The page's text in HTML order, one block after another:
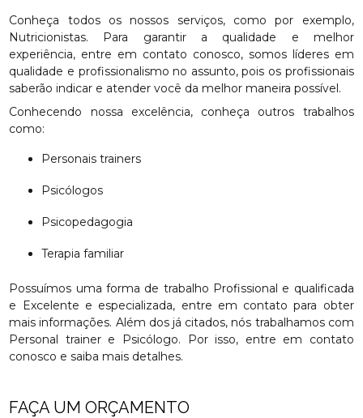
Conheça todos os nossos serviços, como por exemplo,
Nutricionistas. Para garantir a qualidade e melhor
experiência, entre em contato conosco, somos líderes em
qualidade e profissionalismo no assunto, pois os profissionais
saberão indicar e atender você da melhor maneira possível.
Conhecendo nossa excelência, conheça outros trabalhos
como:
Personais trainers
Psicólogos
Psicopedagogia
Terapia familiar
Possuímos uma forma de trabalho Profissional e qualificada
e Excelente e especializada, entre em contato para obter
mais informações. Além dos já citados, nós trabalhamos com
Personal trainer e Psicólogo. Por isso, entre em contato
conosco e saiba mais detalhes.
FAÇA UM ORÇAMENTO